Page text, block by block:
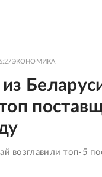
ЭКОНОМИКА
возглавили топ-5